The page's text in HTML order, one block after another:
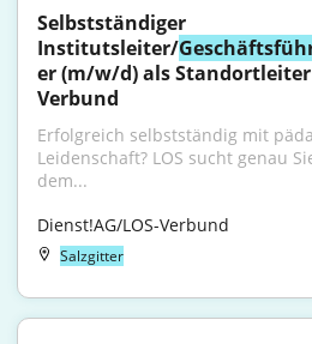
Selbstständiger
Institutsleiter/
er (m/w/d) als
Verbund
Erfolgreich selbstständig mit
Leidenschaft? LOS sucht genau
dem...
Dienst!AG/LOS-Verbund
Salzgitter